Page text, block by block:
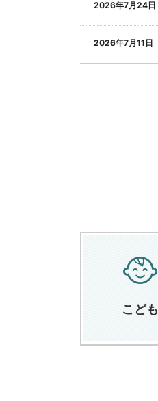
2026年7月24日
2026年7月11日
こども